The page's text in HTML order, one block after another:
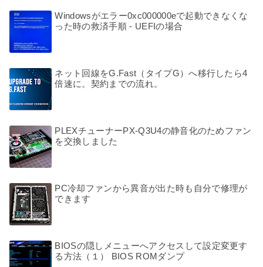
Windowsがエラー0xc000000eで起動できなくな
った時の救済手順 - UEFIの場合
ネット回線をG.Fast（タイプG）へ移行したら4
倍速に。契約までの流れ。
PLEXチューナーPX-Q3U4の静音化のためファン
を交換しました
PC冷却ファンから異音が出た時も自分で修理が
できます
BIOSの隠しメニューへアクセスして設定変更す
る方法（１） BIOS ROMダンプ